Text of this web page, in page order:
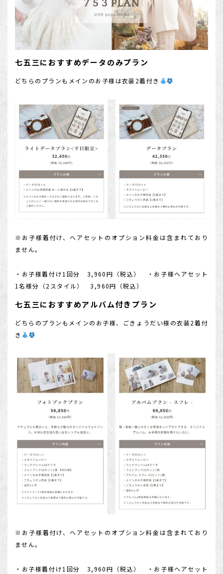
七五三におすすめデータのみプラン
どちらのプランもメインのお子様は衣装2着付き
※お子様着付け、ヘアセットのオプション料金は含まれており
ません。
・お子様着付け1回分 3,960円（税込） ・お子様ヘアセット
1名様分（2スタイル） 3,960円（税込）
七五三におすすめアルバム付きプラン
どちらのプランもメインのお子様、ごきょうだい様の衣装2着付
き
※お子様着付け、ヘアセットのオプション料金は含まれており
ません。
・お子様着付け1回分 3,960円（税込） ・お子様ヘアセット